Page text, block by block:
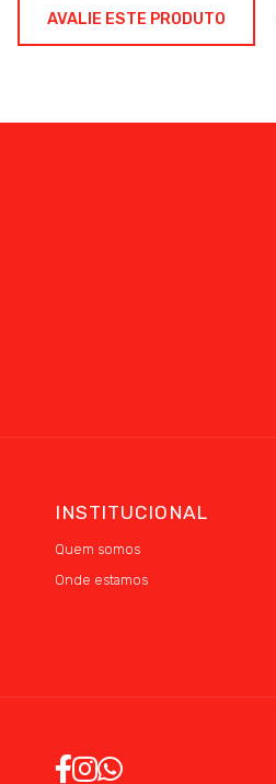
AVALIE ESTE PRODUTO
INSTITUCIONAL
Quem somos
Onde estamos